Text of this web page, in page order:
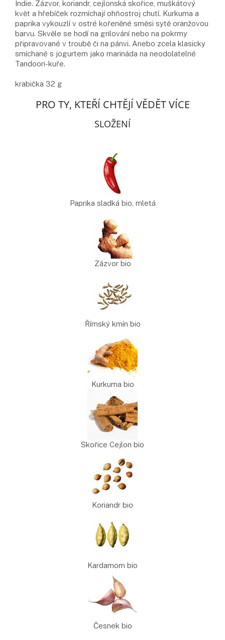
Indie. Zázvor, koriandr, cejlonská skořice, muškátový
květ a hřebíček rozmíchají ohňostroj chutí. Kurkuma a
paprika vykouzlí v ostré kořeněné směsi sytě oranžovou
barvu. Skvěle se hodí na grilování nebo na pokrmy
připravované v troubě či na pánvi. Anebo zcela klasicky
smíchané s jogurtem jako marináda na neodolatelné
Tandoori-kuře.
krabička 32 g
PRO TY, KTEŘÍ CHTĚJÍ VĚDĚT VÍCE
SLOŽENÍ
Paprika sladká bio, mletá
Zázvor bio
Římský kmín bio
Kurkuma bio
Skořice Cejlon bio
Koriandr bio
Kardamom bio
Česnek bio